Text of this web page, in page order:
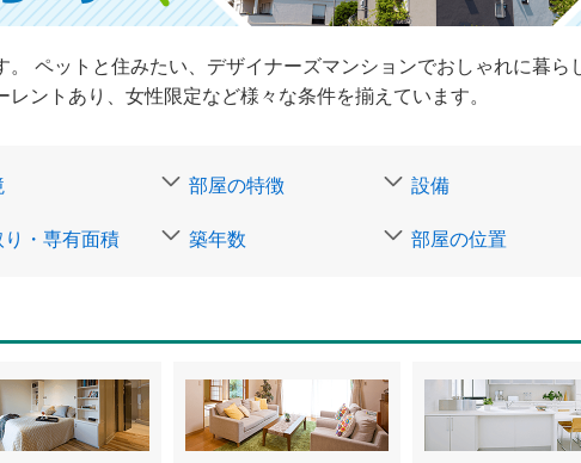
ペットと住みたい、デザイナーズマンションでおしゃれに暮ら
ントあり、女性限定など様々な条件を揃えています。
部屋の特徴
設備
り・専有面積 築年数 部屋の位置